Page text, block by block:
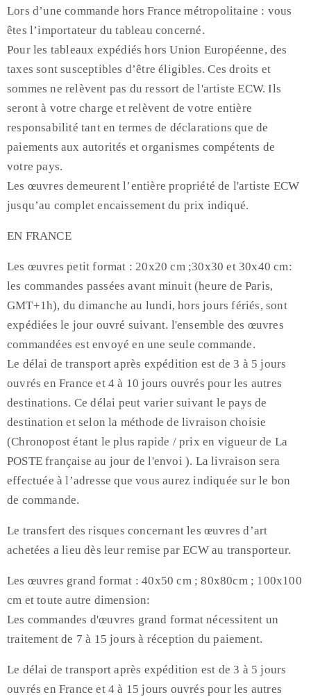
Lors d’une commande hors France métropolitaine : vous
êtes l’importateur du tableau concerné.
Pour les tableaux expédiés hors Union Européenne, des
taxes sont susceptibles d’être éligibles. Ces droits et
sommes ne relèvent pas du ressort de l'artiste ECW. Ils
seront à votre charge et relèvent de votre entière
responsabilité tant en termes de déclarations que de
paiements aux autorités et organismes compétents de
votre pays.
Les œuvres demeurent l’entière propriété de l'artiste ECW
jusqu’au complet encaissement du prix indiqué.
EN FRANCE
Les œuvres petit format : 20x20 cm ;30x30 et 30x40 cm:
les commandes passées avant minuit (heure de Paris,
GMT+1h), du dimanche au lundi, hors jours fériés, sont
expédiées le jour ouvré suivant. l'ensemble des œuvres
commandées est envoyé en une seule commande.
Le délai de transport après expédition est de 3 à 5 jours
ouvrés en France et 4 à 10 jours ouvrés pour les autres
destinations. Ce délai peut varier suivant le pays de
destination et selon la méthode de livraison choisie
(Chronopost étant le plus rapide / prix en vigueur de La
POSTE française au jour de l'envoi ). La livraison sera
effectuée à l’adresse que vous aurez indiquée sur le bon
de commande.
Le transfert des risques concernant les œuvres d’art
achetées a lieu dès leur remise par ECW au transporteur.
Les œuvres grand format : 40x50 cm ; 80x80cm ; 100x100
cm et toute autre dimension:
Les commandes d'œuvres grand format nécessitent un
traitement de 7 à 15 jours à réception du paiement.
Le délai de transport après expédition est de 3 à 5 jours
ouvrés en France et 4 à 15 jours ouvrés pour les autres